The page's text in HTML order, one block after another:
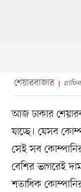
শেয়ারবাজার
আজ ঢাকার
যাচ্ছে। যেসব
সেই সব
বেশির ভাগরেই
শতাধিক